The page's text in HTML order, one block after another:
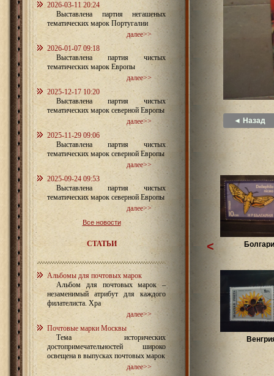
2026-03-11 20:24
Выставлена партия негашеных
тематических марок Португалии
далее>>
2026-01-07 09:18
Выставлена партия чистых
тематических марок Европы
далее>>
2025-12-17 10:20
Выставлена партия чистых
тематических марок северной Европы
далее>>
2025-11-29 09:06
Выставлена партия чистых
тематических марок северной Европы
далее>>
2025-09-24 09:53
Выставлена партия чистых
тематических марок северной Европы
далее>>
Все новости
СТАТЬИ
Альбомы для почтовых марок
Альбом для почтовых марок –
незаменимый атрибут для каждого
филателиста. Хра
далее>>
Почтовые марки Москвы
Тема исторических
достопримечательностей широко
освещена в выпусках почтовых марок
далее>>
◄ Назад
<